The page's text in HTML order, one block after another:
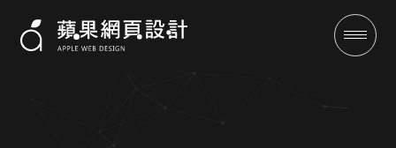
南投縣中寮鄉-RWD網站設計案